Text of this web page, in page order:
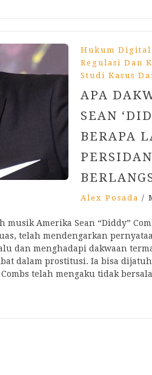
Hukum
Regulasi Dan
Studi Kasus
APA
SEAN
BERAPA
Alex Posada /
musik Amerika Sean “Diddy”
telah mendengarkan
dan menghadapi dakwaan
dalam prostitusi. Ia bisa
telah mengaku tidak